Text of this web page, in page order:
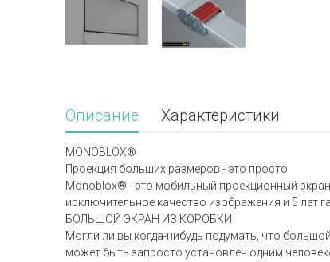
Описание Характеристики
MONOBLOX®
Проекция больших размеров - это просто
Monoblox® - это мобильный проекционный
исключительное качество изображения и 5 лет
БОЛЬШОЙ ЭКРАН ИЗ КОРОБКИ
Могли ли вы когда-нибудь подумать, что
может быть запросто установлен одним